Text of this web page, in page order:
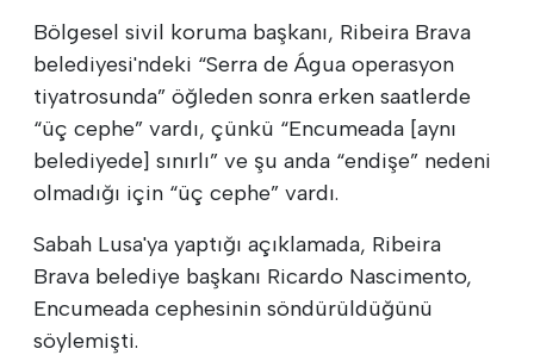
Bölgesel sivil koruma başkanı, Ribeira Brava
belediyesi'ndeki “Serra de Água operasyon
tiyatrosunda” öğleden sonra erken saatlerde
“üç cephe” vardı, çünkü “Encumeada [aynı
belediyede] sınırlı” ve şu anda “endişe” nedeni
olmadığı için “üç cephe” vardı.
Sabah Lusa'ya yaptığı açıklamada, Ribeira
Brava belediye başkanı Ricardo Nascimento,
Encumeada cephesinin söndürüldüğünü
söylemişti.